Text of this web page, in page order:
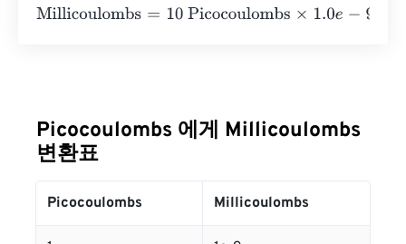
Millicoulombs=10 Picocoulombs×1.0e-9 =1 e-8
Picocoulombs 에게 Millicoulombs
변환표
Picocoulombs Millicoulombs